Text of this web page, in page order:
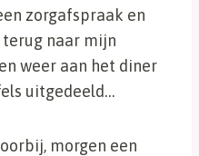
zorgafspraak en
naar mijn
weer aan het diner
uitgedeeld…
morgen een